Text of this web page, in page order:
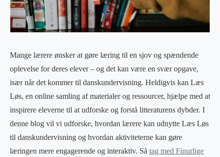
Mange lærere ønsker at gøre læring til en sjov og spændende
oplevelse for deres elever – og det kan være en svær opgave,
især når det kommer til danskundervisning. Heldigvis kan Læs
Løs, en online samling af materialer og ressourcer, hjælpe med at
inspirere eleverne til at udforske og forstå litteraturens dybder. I
denne blog vil vi udforske, hvordan lærere kan udnytte Læs Løs
til danskundervisning og hvordan aktiviteterne kan gøre
læringen mere engagerende og interaktiv. Så tag med Finurlige